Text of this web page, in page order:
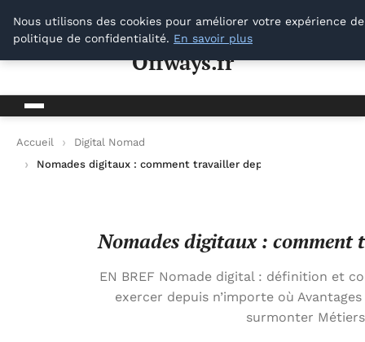
Offways.fr
Offways.fr
Accueil
Digital Nomad
Nomades digitaux : comment travailler depuis n’importe où
Nomades digitaux : comment
EN BREF Nomade digital : définition et
exercer depuis n’importe où
surmonter
Nous utilisons des cookies pour améliorer votre expérience
politique de confidentialité. En savoir plus